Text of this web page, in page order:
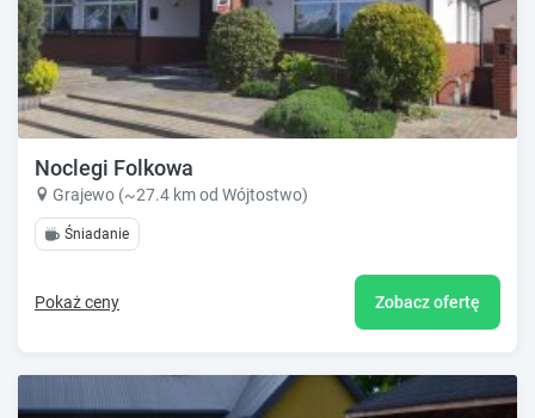
Noclegi Folkowa
Grajewo (~27.4 km od Wójtostwo)
Śniadanie
Pokaż ceny Zobacz ofertę